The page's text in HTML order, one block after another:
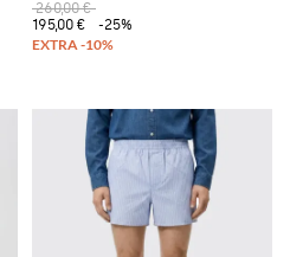
260,00 €
195,00 €
-25%